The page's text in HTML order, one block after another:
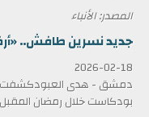
المصدر: الأنباء
جديد نسرين طافش..
2026-02-18
دمشق - هدى العبودكشفت
بودكاست خلال رمضان